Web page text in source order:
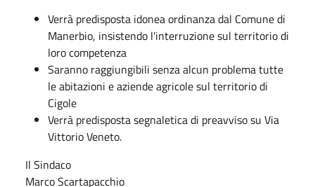
Verrà predisposta idonea ordinanza dal Comune di
Manerbio, insistendo l'interruzione sul territorio di
loro competenza
Saranno raggiungibili senza alcun problema tutte
le abitazioni e aziende agricole sul territorio di
Cigole
Verrà predisposta segnaletica di preavviso su Via
Vittorio Veneto.
Il Sindaco
Marco Scartapacchio